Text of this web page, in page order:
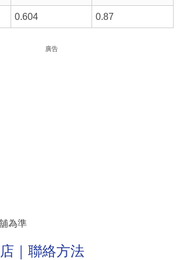
0.604 0.87
廣告
為準
｜聯絡方法